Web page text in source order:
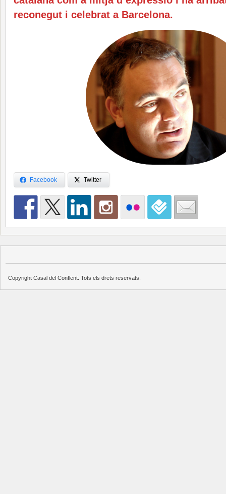
reconegut i celebrat a Barcelona.
Facebook Twitter
Copyright Casal del Conflent. Tots els drets reservats.